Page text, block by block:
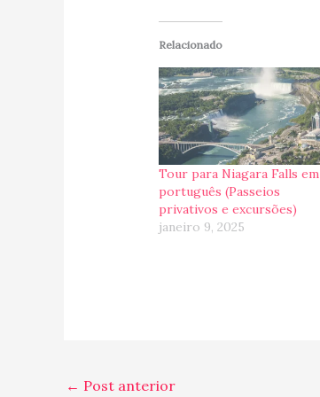
Relacionado
Tour para Niagara Falls em
português (Passeios
privativos e excursões)
janeiro 9, 2025
← Post anterior